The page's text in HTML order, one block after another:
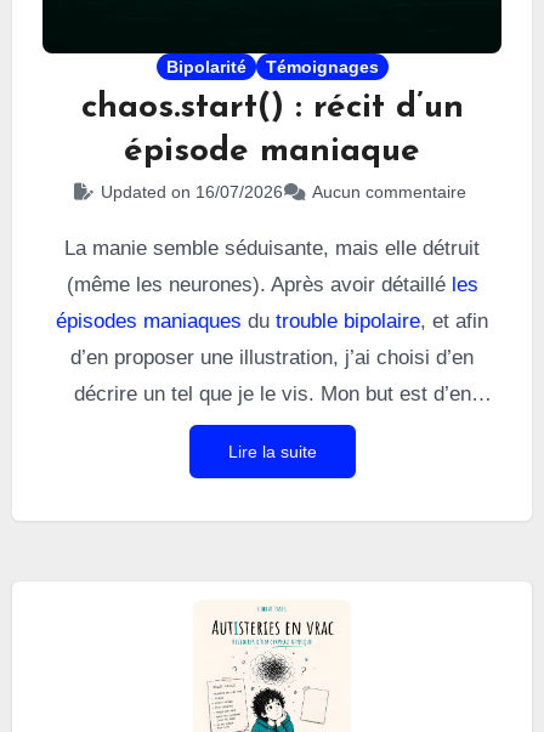
Bipolarité Témoignages
chaos.start() : récit d’un
épisode maniaque
Updated on 16/07/2026 Aucun commentaire
La manie semble séduisante, mais elle détruit
(même les neurones). Après avoir détaillé les
épisodes maniaques du trouble bipolaire, et afin
d’en proposer une illustration, j’ai choisi d’en
décrire un tel que je le vis. Mon but est d’en
montrer sa réalité brute. Quand je fais un virage
maniaque, mon cerveau fonctionne comme un
Lire la suite